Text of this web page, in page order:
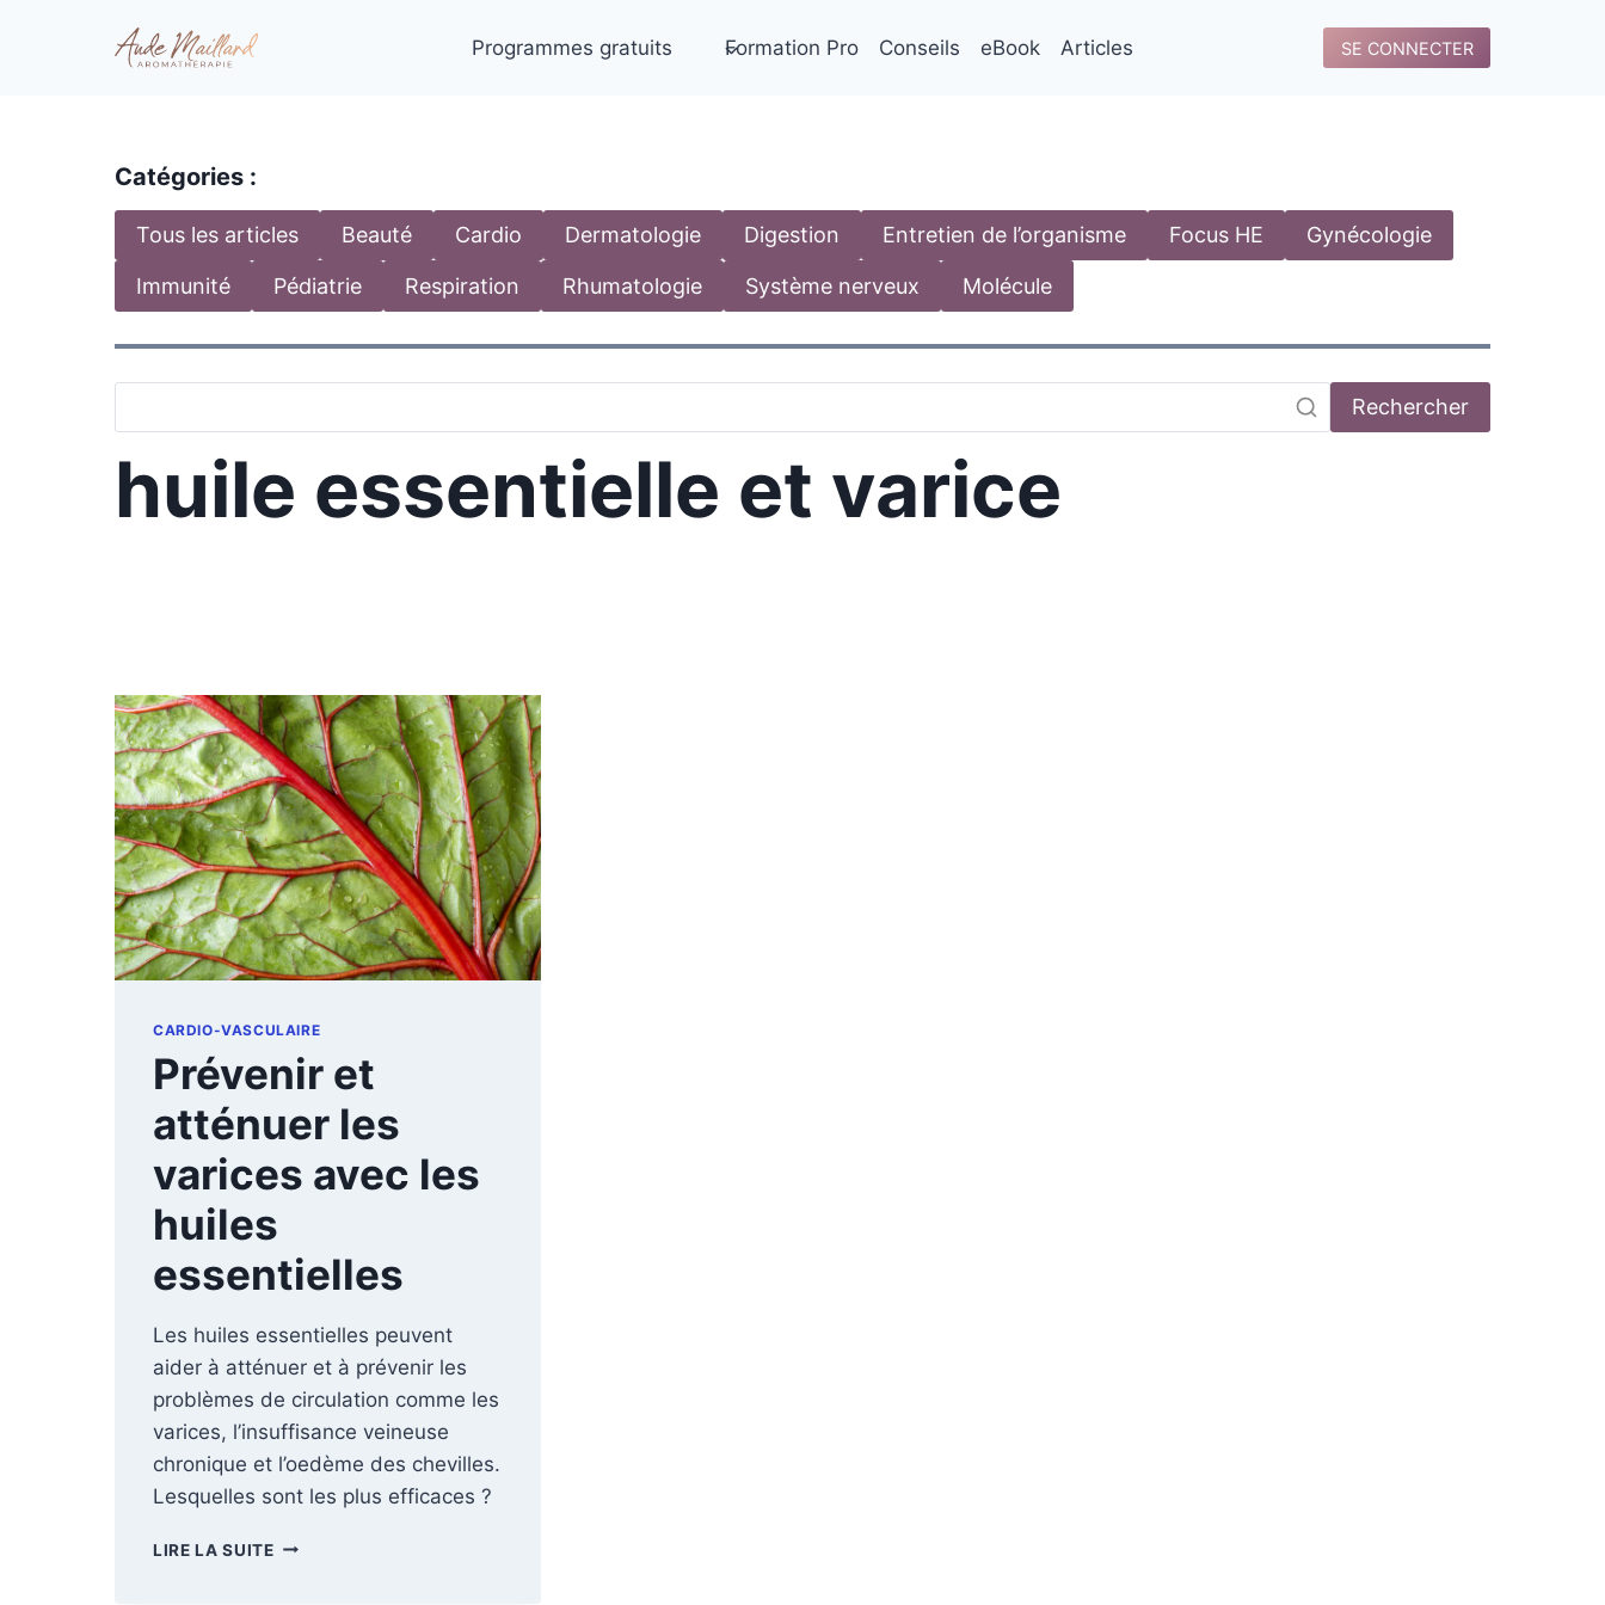
Programmes gratuits Formation Pro Conseils eBook Articles SE CONNECTER
Catégories :
Tous les articles Beauté Cardio Dermatologie Digestion Entretien de l’organisme Focus HE Gynécologie
Immunité Pédiatrie Respiration Rhumatologie Système nerveux Molécule
Rechercher
huile essentielle et varice
CARDIO-VASCULAIRE
Prévenir et
atténuer les
varices avec les
huiles
essentielles
Les huiles essentielles peuvent
aider à atténuer et à prévenir les
problèmes de circulation comme les
varices, l’insuffisance veineuse
chronique et l’oedème des chevilles.
Lesquelles sont les plus efficaces ?
LIRE LA SUITEPRÉVENIR